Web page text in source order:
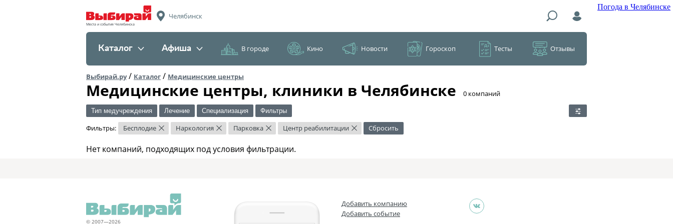
Погода в Челябинске
Места и события Челябинска
Челябинск
Каталог Афиша В городе Кино Новости Гороскоп Тесты Отзывы
Выбирай.ру/ Каталог / Медицинские центры
Медицинские центры, клиники в Челябинске ​0 компаний
Тип медучреждения Лечение Специализация Фильтры
Фильтры: Бесплодие × Наркология × Парковка × Центр реабилитации × Сбросить
Нет компаний, подходящих под условия фильтрации.
© 2007—2026
Добавить компанию
Добавить событие